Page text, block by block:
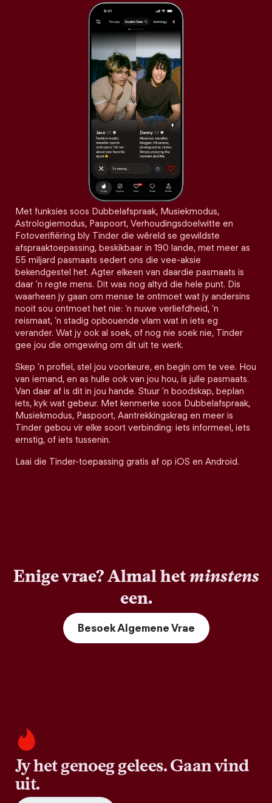
Met funksies soos Dubbelafspraak, Musiekmodus,
Astrologiemodus, Paspoort, Verhoudingsdoelwitte en
Fotoverifiëring bly Tinder die wêreld se gewildste
afspraaktoepassing, beskikbaar in 190 lande, met meer as
55 miljard pasmaats sedert ons die vee-aksie
bekendgestel het. Agter elkeen van daardie pasmaats is
daar 'n regte mens. Dit was nog altyd die hele punt. Dis
waarheen jy gaan om mense te ontmoet wat jy andersins
nooit sou ontmoet het nie: ’n nuwe verliefdheid, ’n
reismaat, ’n stadig opbouende vlam wat in iets eg
verander. Wat jy ook al soek, of nog nie soek nie, Tinder
gee jou die omgewing om dit uit te werk.
Skep 'n profiel, stel jou voorkeure, en begin om te vee. Hou
van iemand, en as hulle ook van jou hou, is julle pasmaats.
Van daar af is dit in jou hande. Stuur ’n boodskap, beplan
iets, kyk wat gebeur. Met kenmerke soos Dubbelafspraak,
Musiekmodus, Paspoort, Aantrekkingskrag en meer is
Tinder gebou vir elke soort verbinding: iets informeel, iets
ernstig, of iets tussenin.
Laai die Tinder-toepassing gratis af op iOS en Android.
Enige vrae? Almal hetminstens
een.
Besoek Algemene Vrae
Jy het genoeg gelees. Gaan vind
uit.